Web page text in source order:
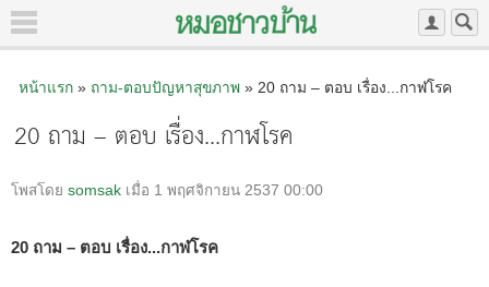
หน้าแรก» ถาม-ตอบปัญหาสุขภาพ» 20 ถาม – ตอบ เรื่อง...กาฬโรค
20 ถาม – ตอบ เรื่อง...กาฬโรค
โพสโดย somsak เมื่อ 1 พฤศจิกายน 2537 00:00
20 ถาม – ตอบ เรื่อง...กาฬโรค